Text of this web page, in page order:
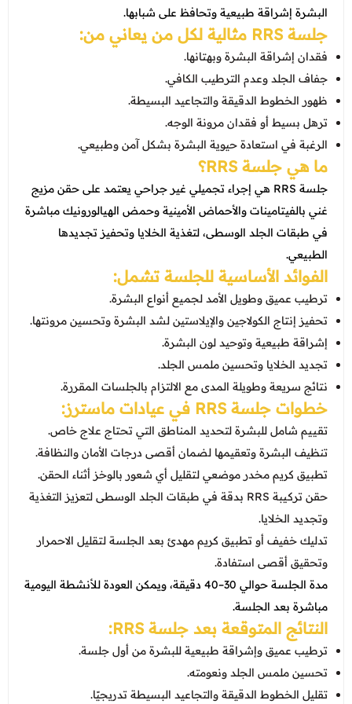
عروض العناية بالشعر
عروض الرجال
عروض جراحات التجميل
عروض قسم الطوارئ
عروض المختبر
عروض الاشعة
عروض الباطنة
عروض العظام
عروض الانف والاذن والحنجرة
عروض العلاج الطبيعي
البشرة إشراقة طبيعية وتحافظ على شبابها.
جلسة RRS مثالية لكل من يعاني من:
فقدان إشراقة البشرة وبهتانها.
جفاف الجلد وعدم الترطيب الكافي.
ظهور الخطوط الدقيقة والتجاعيد البسيطة.
ترهل بسيط أو فقدان مرونة الوجه.
الرغبة في استعادة حيوية البشرة بشكل آمن وطبيعي.
ما هي جلسة RRS؟
جلسة RRS هي إجراء تجميلي غير جراحي يعتمد على حقن مزيج
غني بالفيتامينات والأحماض الأمينية وحمض الهيالورونيك مباشرة
في طبقات الجلد الوسطى، لتغذية الخلايا وتحفيز تجديدها
الطبيعي.
الفوائد الأساسية للجلسة تشمل:
ترطيب عميق وطويل الأمد لجميع أنواع البشرة.
تحفيز إنتاج الكولاجين والإيلاستين لشد البشرة وتحسين مرونتها.
إشراقة طبيعية وتوحيد لون البشرة.
تجديد الخلايا وتحسين ملمس الجلد.
نتائج سريعة وطويلة المدى مع الالتزام بالجلسات المقررة.
خطوات جلسة RRS في عيادات ماسترز:
تقييم شامل للبشرة لتحديد المناطق التي تحتاج علاج خاص.
تنظيف البشرة وتعقيمها لضمان أقصى درجات الأمان والنظافة.
تطبيق كريم مخدر موضعي لتقليل أي شعور بالوخز أثناء الحقن.
حقن تركيبة RRS بدقة في طبقات الجلد الوسطى لتعزيز التغذية
وتجديد الخلايا.
تدليك خفيف أو تطبيق كريم مهدئ بعد الجلسة لتقليل الاحمرار
وتحقيق أقصى استفادة.
مدة الجلسة حوالي 30–40 دقيقة، ويمكن العودة للأنشطة اليومية
مباشرة بعد الجلسة.
النتائج المتوقعة بعد جلسة RRS:
ترطيب عميق وإشراقة طبيعية للبشرة من أول جلسة.
تحسين ملمس الجلد ونعومته.
تقليل الخطوط الدقيقة والتجاعيد البسيطة تدريجيًا.